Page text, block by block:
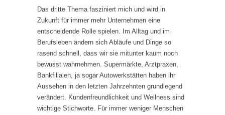
Das dritte Thema fasziniert mich und wird in
Zukunft für immer mehr Unternehmen eine
entscheidende Rolle spielen. Im Alltag und im
Berufsleben ändern sich Abläufe und Dinge so
rasend schnell, dass wir sie mitunter kaum noch
bewusst wahrnehmen. Supermärkte, Arztpraxen,
Bankfilialen, ja sogar Autowerkstätten haben ihr
Aussehen in den letzten Jahrzehnten grundlegend
verändert. Kundenfreundlichkeit und Wellness sind
wichtige Stichworte. Für immer weniger Menschen